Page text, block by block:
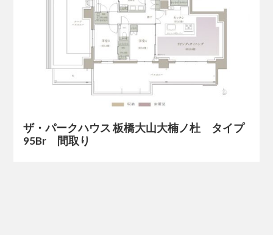
ザ・パークハウス 板橋大山大楠ノ杜 タイプ
95Br 間取り